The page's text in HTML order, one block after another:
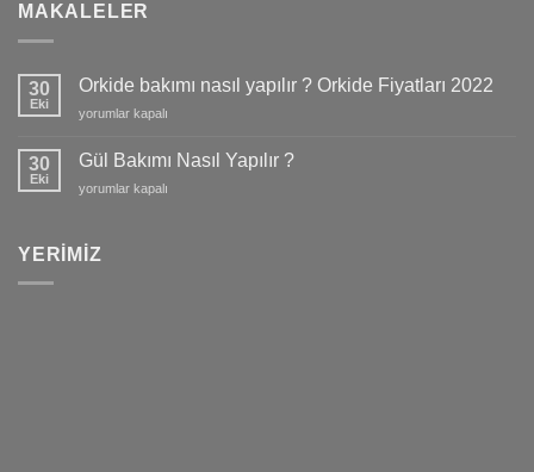
MAKALELER
30
Eki
Orkide bakımı nasıl yapılır ? Orkide Fiyatları 2022
Orkide
nasıl
?
2022
yorumlar kapalı
30
Eki
Gül Bakımı Nasıl Yapılır ?
Gül
Yapılır
yorumlar kapalı
YERIMIZ